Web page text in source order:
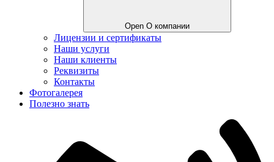
Open О компании
Лицензии и сертификаты
Наши услуги
Наши клиенты
Реквизиты
Контакты
Фотогалерея
Полезно знать